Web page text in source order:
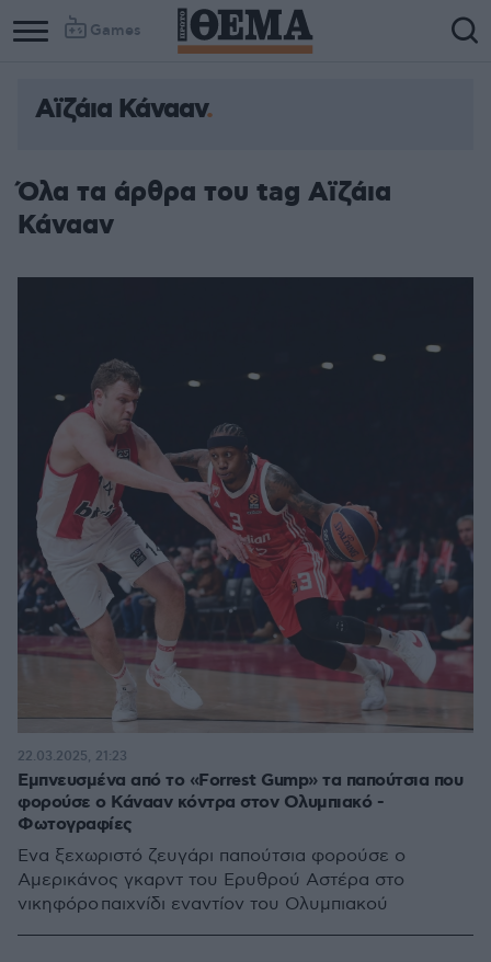
Games
Αϊζάια Κάνααν
Όλα τα άρθρα του tag Αϊζάια
Κάνααν
Εμπνευσμένα από το «Forrest Gump» τα παπούτσια που
φορούσε ο Κάνααν κόντρα στον Ολυμπιακό -
Φωτογραφίες
Ένα ξεχωριστό ζευγάρι παπούτσια φορούσε ο
Αμερικάνος γκαρντ του Ερυθρού Αστέρα στο
νικηφόρο παιχνίδι εναντίον του Ολυμπιακού
22.03.2025, 21:23